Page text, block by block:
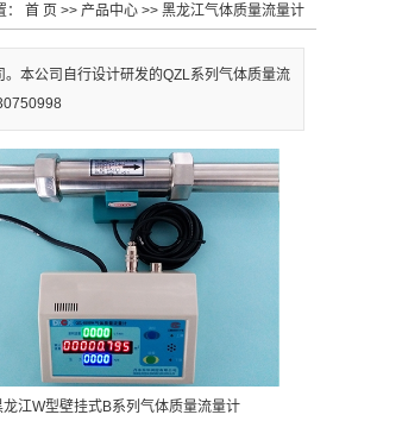
： 首 页 >> 产品中心 >> 黑龙江气体质量流量计
本公司自行设计研发的QZL系列气体质量流
龙江W型壁挂式B系列气体质量流量计